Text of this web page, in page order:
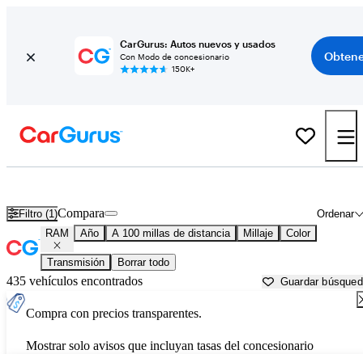
CarGurus: Autos nuevos y usados
Con Modo de concesionario
150K+
Filtro (1) Ordenar
Compara
RAM Año A 100 millas de distancia Millaje Color
Transmisión Borrar todo
435 vehículos encontrados Guardar
Compra con precios transparentes.
Mostrar solo avisos que incluyan tasas del concesionario